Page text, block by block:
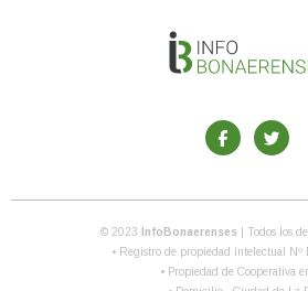
© 2023 InfoBonaerenses
| Todos los
• Registro de propiedad intelectual
• Propiedad de Cooperativa